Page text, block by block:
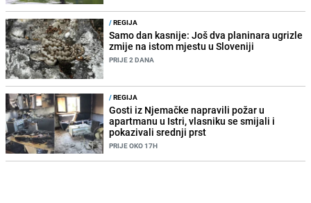
/REGIJA
Samo dan kasnije: Još dva planinara ugrizle
zmije na istom mjestu u Sloveniji
PRIJE 2 DANA
/REGIJA
Gosti iz Njemačke napravili požar u
apartmanu u Istri, vlasniku se smijali i
pokazivali srednji prst
PRIJE OKO 17H